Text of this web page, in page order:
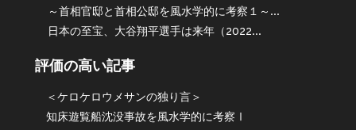
～首相官邸と首相公邸を風水学的に考察１～...
日本の至宝、大谷翔平選手は来年（2022...
評価の高い記事
＜ケロケロウメサンの独り言＞
知床遊覧船沈没事故を風水学的に考察Ⅰ